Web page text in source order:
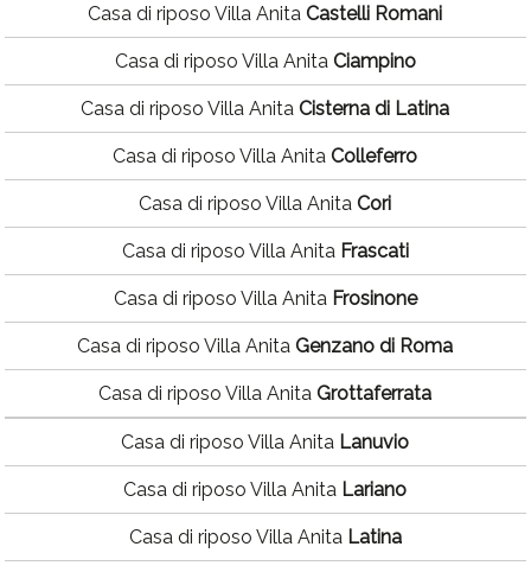
Casa di riposo Villa AnitaCastelli Romani
Casa di riposo Villa Anita Ciampino
Casa di riposo Villa AnitaCisterna di Latina
Casa di riposo Villa AnitaColleferro
Casa di riposo Villa AnitaCori
Casa di riposo Villa Anita Frascati
Casa di riposo Villa Anita Frosinone
Casa di riposo Villa AnitaGenzano di Roma
Casa di riposo Villa AnitaGrottaferrata
Casa di riposo Villa Anita Lanuvio
Casa di riposo Villa Anita Lariano
Casa di riposo Villa Anita Latina